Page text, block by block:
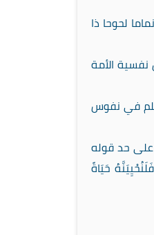
لحوحا ذا
نفسية الأمة
في نفوس
على حد قوله
وعلى حد قوله تعالى: {فَلَنُحْيِيَنَّهُ حَيَاةً